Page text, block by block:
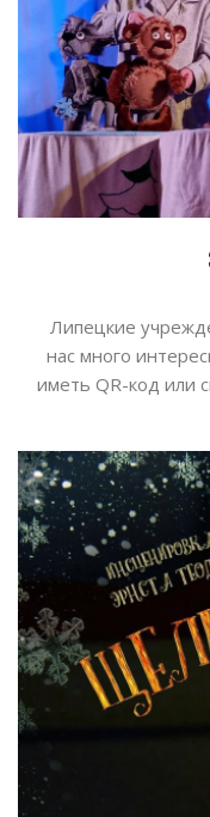
Липецкие
нас много
иметь QR-код или